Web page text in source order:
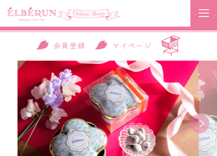
会員登録 マイページ